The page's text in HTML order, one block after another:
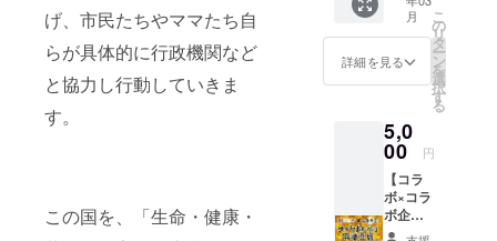
げ、市民たちやママたち自
らが具体的に行政機関など
と協力し行動していきま
す。
この国を、「生命・健康・
専門店
の『ぱ
んみ
み』さ
た 縄文
パン 豆
ループ
お食事
券
（2500
サポー
トをし
てくだ
さって
んとの
コラボ
企画。
悟さん
が販売
してお
られ
月
詳細を見る
こ
の
リ
タ
ー
ン
を
選
択
す
る
5,0
00 円
【コラ
ボ×コラ
ボ企
画 名